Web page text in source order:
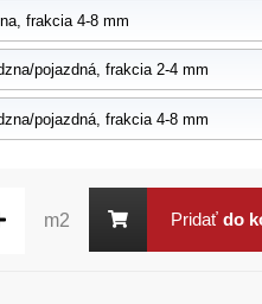
frakcia 4-8 mm
pojazdná, frakcia 2-4 mm
pojazdná, frakcia 4-8 mm
m2 Pridať do